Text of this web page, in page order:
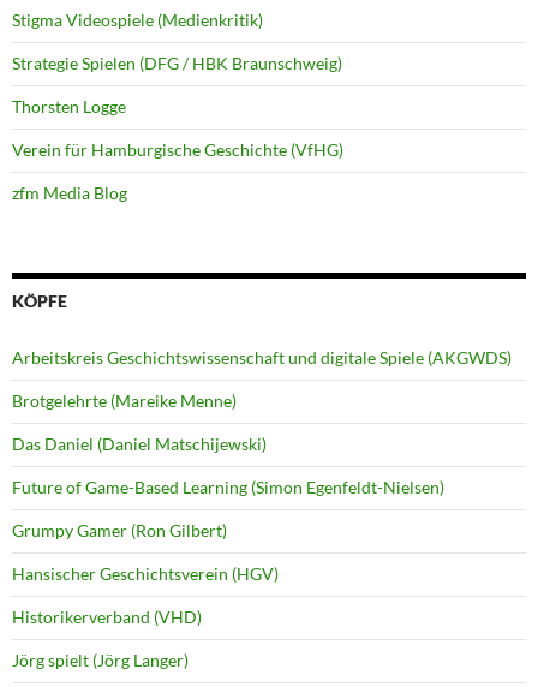
Stigma Videospiele (Medienkritik)
Strategie Spielen (DFG / HBK Braunschweig)
Thorsten Logge
Verein für Hamburgische Geschichte (VfHG)
zfm Media Blog
KÖPFE
Arbeitskreis Geschichtswissenschaft und digitale Spiele (AKGWDS)
Brotgelehrte (Mareike Menne)
Das Daniel (Daniel Matschijewski)
Future of Game-Based Learning (Simon Egenfeldt-Nielsen)
Grumpy Gamer (Ron Gilbert)
Hansischer Geschichtsverein (HGV)
Historikerverband (VHD)
Jörg spielt (Jörg Langer)